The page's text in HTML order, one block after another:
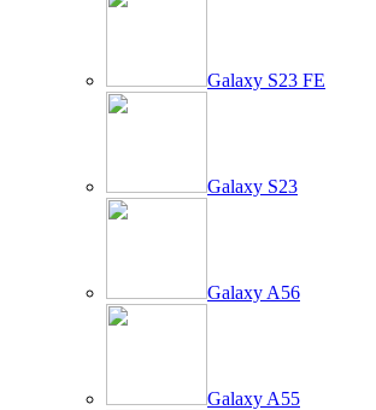
Galaxy S23 FE
Galaxy S23
Galaxy A56
Galaxy A55